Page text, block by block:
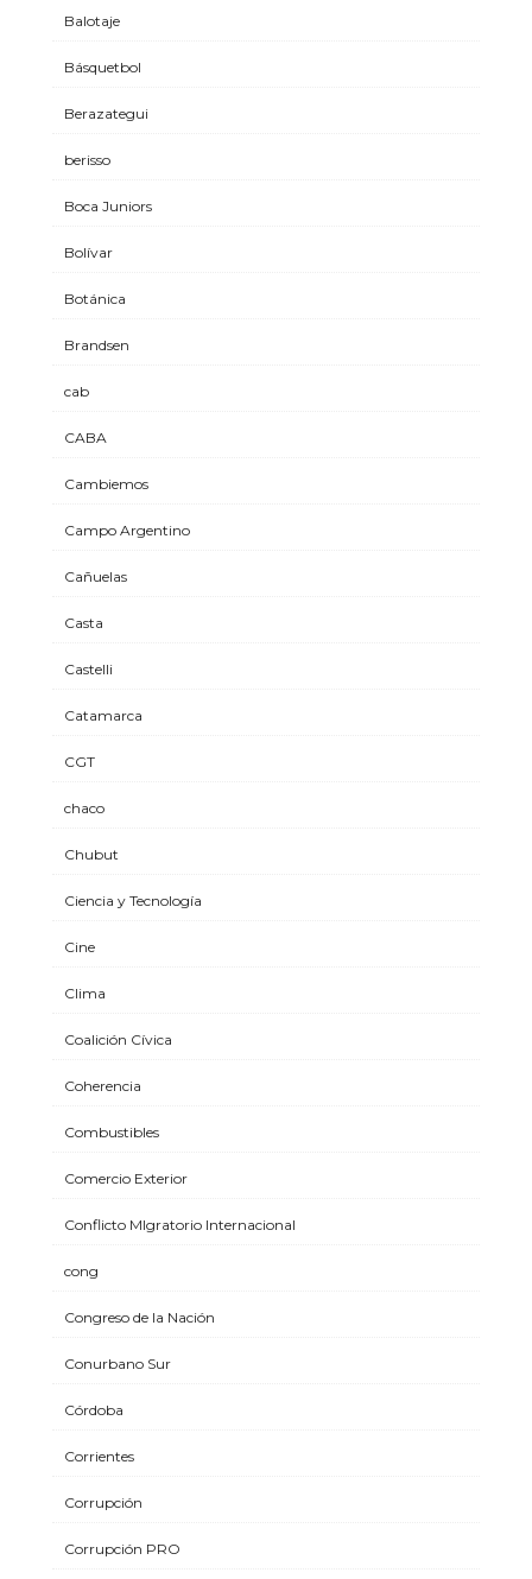
Balotaje
Básquetbol
Berazategui
berisso
Boca Juniors
Bolívar
Botánica
Brandsen
cab
CABA
Cambiemos
Campo Argentino
Cañuelas
Casta
Castelli
Catamarca
CGT
chaco
Chubut
Ciencia y Tecnología
Cine
Clima
Coalición Cívica
Coherencia
Combustibles
Comercio Exterior
Conflicto MIgratorio Internacional
cong
Congreso de la Nación
Conurbano Sur
Córdoba
Corrientes
Corrupción
Corrupción PRO